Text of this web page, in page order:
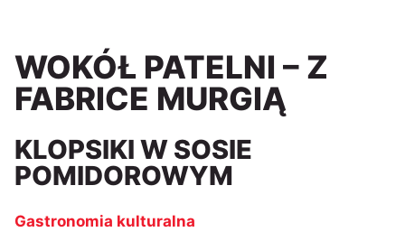
WOKÓŁ PATELNI – Z
FABRICE MURGIĄ
KLOPSIKI W SOSIE
POMIDOROWYM
Gastronomia kulturalna